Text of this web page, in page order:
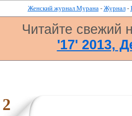
Женский журнал Мурана- Журнал-
Читайте свежий
'17' 2013,
2